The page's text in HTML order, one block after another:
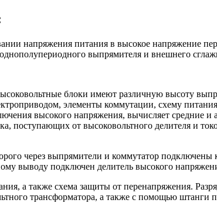
напряжения питания в высокое напряжение
выпрямителя и внешнего
блоки имеют различную высоту
элементы коммутации, схему
высокого напряжения, вычисляет средние
от высоковольтного делителя и
через выпрямители и коммутатор
выводу подключен делитель высокого
а также схема защиты от перенапряжения.
трансформатора, а также с помощью штанги